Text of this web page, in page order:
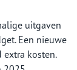
uitgaven
Een nieuwe
kosten.